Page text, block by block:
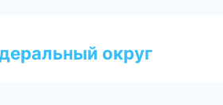
округ